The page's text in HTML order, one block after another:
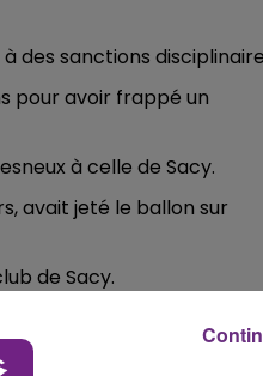
des sanctions
pour avoir frappé un
à celle de Sacy.
avait jeté le ballon sur
de Sacy.
29 ans a écopé d’une